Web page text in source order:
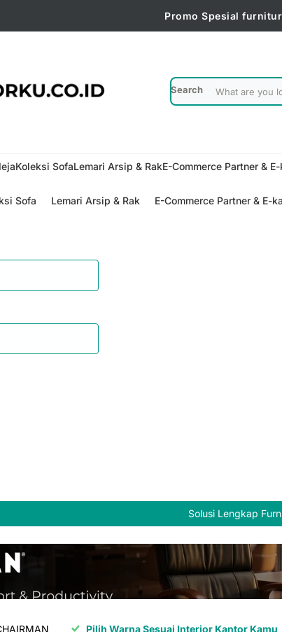
Promo Spesial
Search
Koleksi SofaLemari Arsip & RakE-Commerce Partner &
Sofa Lemari Arsip & Rak E-Commerce Partner & E-
Solusi Lengkap
Pilih Warna Sesuai Interior Kantor Kamu